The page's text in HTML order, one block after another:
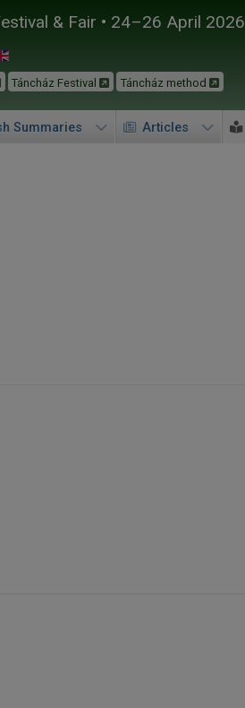
& Fair • 24–26 April 2026
Táncház Festival Táncház method
Summaries Articles